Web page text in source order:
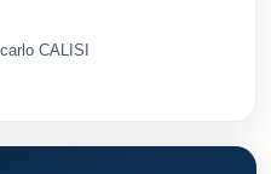
CALISI